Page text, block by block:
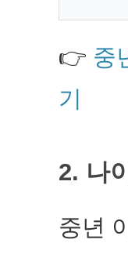
👉 중
기
2. 나
중년